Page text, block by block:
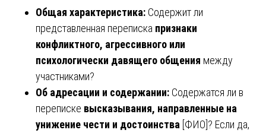
Общая характеристика: Содержит ли
представленная переписка признаки
конфликтного, агрессивного или
психологически давящего общения между
участниками?
Об адресации и содержании: Содержатся ли в
переписке высказывания, направленные на
унижение чести и достоинства [ФИО]? Если да,